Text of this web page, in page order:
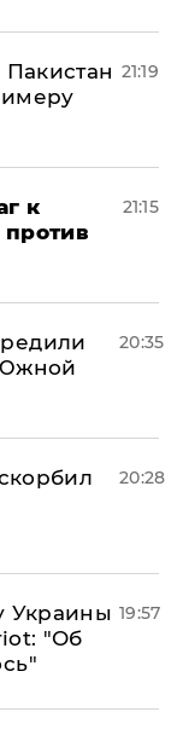
21:19
к
21:15
20:35
20:28
Украины
"Об
19:57